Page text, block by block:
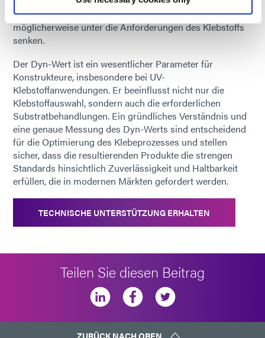
Verunreinigungen die Oberflächenenergie
möglicherweise unter die Anforderungen des Klebstoffs
senken.
Der Dyn-Wert ist ein wesentlicher Parameter für
Konstrukteure, insbesondere bei UV-
Klebstoffanwendungen. Er beeinflusst nicht nur die
Klebstoffauswahl, sondern auch die erforderlichen
Substratbehandlungen. Ein gründliches Verständnis und
eine genaue Messung des Dyn-Werts sind entscheidend
für die Optimierung des Klebeprozesses und stellen
sicher, dass die resultierenden Produkte die strengen
Standards hinsichtlich Zuverlässigkeit und Haltbarkeit
erfüllen, die in modernen Märkten gefordert werden.
TECHNISCHE UNTERSTÜTZUNG ERHALTEN
Teilen Sie diesen Beitrag
ZURÜCK NACH OBEN